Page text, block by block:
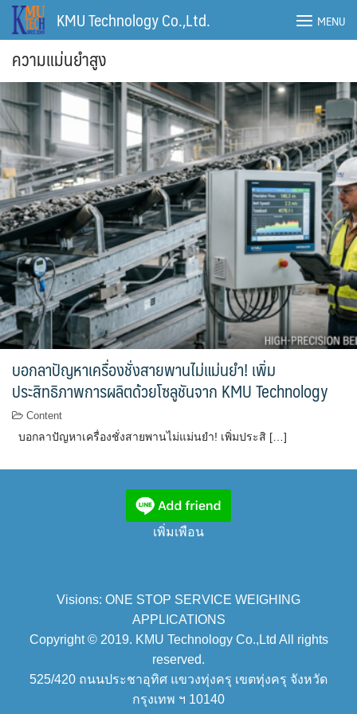
Skip
KMU Technology Co.,Ltd. MENU
ความแม่นยำสูง
บอกลาปัญหาเครื่องชั่งสายพานไม่แม่นยำ! เพิ่ม
ประสิทธิภาพการผลิตด้วยโซลูชันจาก KMU Technology
Content
บอกลาปัญหาเครื่องชั่งสายพานไม่แม่นยำ! เพิ่มประสิ […]
เพิ่มเพือน
Visions: ONE STOP SERVICE WEIGHING
APPLICATIONS
Copyright © 2019. KMU Technology Co.,Ltd All rights
reserved.
525/420 ถนนประชาอุทิศ แขวงทุ่งครุ เขตทุ่งครุ จังหวัด
กรุงเทพ ฯ 10140